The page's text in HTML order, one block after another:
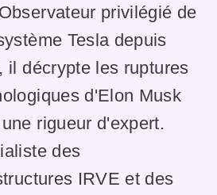
privilégié de
Tesla depuis
il décrypte les ruptures
d'Elon Musk
rigueur d'expert.
des
IRVE et des